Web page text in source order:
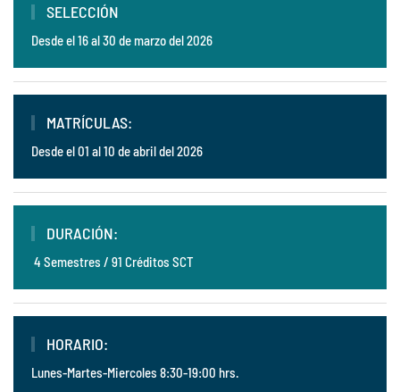
SELECCIÓN
Desde el 16 al 30 de marzo del 2026
MATRÍCULAS:
Desde el 01 al 10 de abril del 2026
DURACIÓN:
4 Semestres / 91 Créditos SCT
HORARIO:
Lunes-Martes-Miercoles 8:30-19:00 hrs.